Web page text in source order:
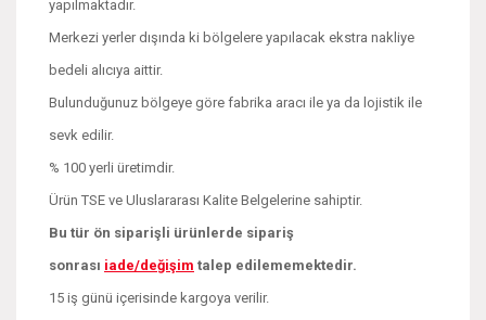
yapılmaktadır.
Merkezi yerler dışında ki bölgelere yapılacak ekstra nakliye
bedeli alıcıya aittir.
Bulunduğunuz bölgeye göre fabrika aracı ile ya da lojistik ile
sevk edilir.
% 100 yerli üretimdir.
Ürün TSE ve Uluslararası Kalite Belgelerine sahiptir.
Bu tür ön siparişli ürünlerde sipariş
sonrası iade/değişim talep edilememektedir.
15 iş günü içerisinde kargoya verilir.